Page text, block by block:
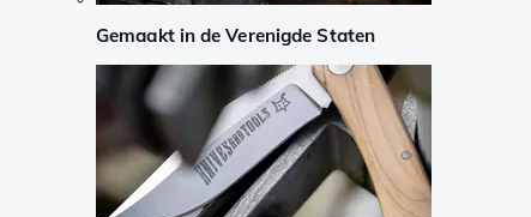
Gemaakt in de Verenigde Staten